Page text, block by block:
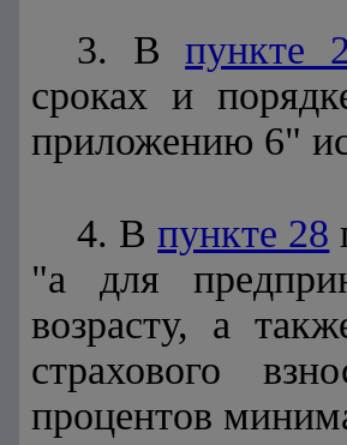
3. Впункте
сроках и
приложению 6"
4. Впункте 28
"а для
возрасту, а
страхового
процентов